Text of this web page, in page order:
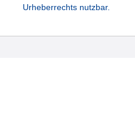
Urheberrechts nutzbar.